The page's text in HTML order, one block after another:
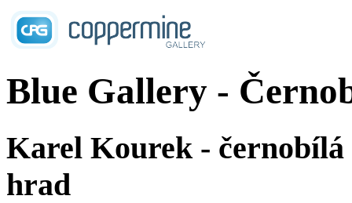
Blue Gallery -
Karel Kourek -
hrad